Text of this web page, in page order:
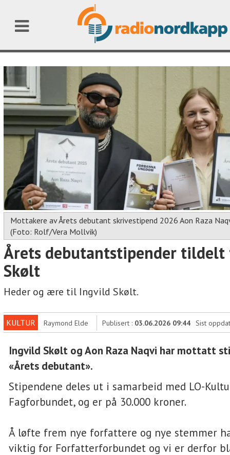
Mottakere av Årets debutant skrivestipend 2026 Aon Raza
(Foto: Rolf/Vera Mollvik)
Årets debutantstipender
Skølt
Heder og ære til Ingvild Skølt.
KULTUR Raymond Elde Publisert : 03.06.2026 09:44 Sist
Ingvild Skølt og Aon Raza Naqvi har mottatt
«Årets debutant».
Stipendene deles ut i samarbeid med LO-
Fagforbundet, og er på 30.000 kroner.
Å løfte frem nye forfattere og nye stemmer
viktig for Forfatterforbundet og vi er derfor